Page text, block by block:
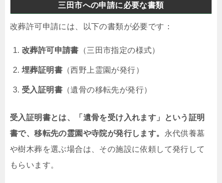
三田市への申請に必要な書類
改葬許可申請には、以下の書類が必要です：
改葬許可申請書 （三田市指定の様式）
埋葬証明書 （西野上霊園が発行）
受入証明書 （遺骨の移転先が発行）
受入証明書とは、「遺骨を受け入れます」という証明
書で、移転先の霊園や寺院が発行します。 永代供養墓
や樹木葬を選ぶ場合は、その施設に依頼して発行して
もらいます。